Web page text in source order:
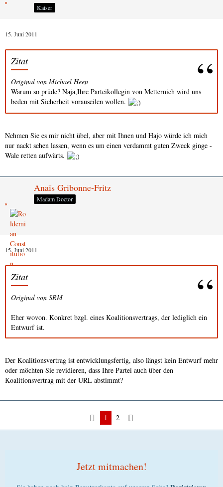
Kaiser
15. Juni 2011
Zitat
Original von Michael Heen
Warum so prüde? Naja,Ihre Parteikollegin von Metternich wird uns
beden mit Sicherheit vorauseilen wollen.
Nehmen Sie es mir nicht übel, aber mit Ihnen und Hajo würde ich mich
nur nackt sehen lassen, wenn es um einen verdammt guten Zweck ginge -
Wale retten aufwärts.
Anaïs Gribonne-Fritz
Madam Doctor
15. Juni 2011
Zitat
Original von SRM
Eher wovon. Konkret bzgl. eines Koalitionsvertrags, der lediglich ein
Entwurf ist.
Der Koalitionsvertrag ist entwicklungsfertig, also längst kein Entwurf mehr
oder möchten Sie revidieren, dass Ihre Partei auch über den
Koalitionsvertrag mit der URL abstimmt?
1 2
Jetzt mitmachen!